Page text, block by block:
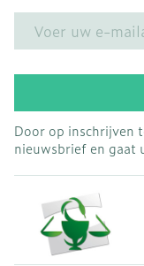
Door op inschrijven
nieuwsbrief en gaat